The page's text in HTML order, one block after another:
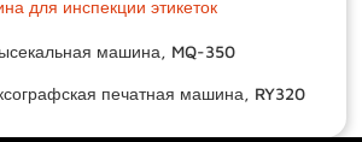
для инспекции этикеток
машина, MQ-350
печатная машина, RY320